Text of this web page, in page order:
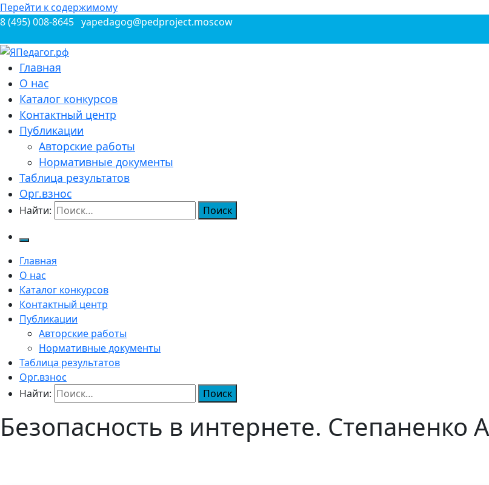
Перейти к содержимому
8 (495) 008-8645 yapedagog@pedproject.moscow
ЯПедагог.рф
Всероссийские конкурсы для педагогов
Главная
О нас
Каталог конкурсов
Контактный центр
Публикации
Авторские работы
Нормативные документы
Таблица результатов
Орг.взнос
Найти:
Главная
О нас
Каталог конкурсов
Контактный центр
Публикации
Авторские работы
Нормативные документы
Таблица результатов
Орг.взнос
Найти:
Безопасность в интернете. Степаненко